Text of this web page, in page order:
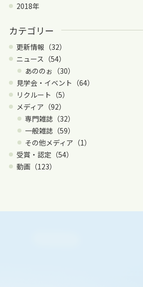
2018年
カテゴリー
更新情報（32）
ニュース（54）
あののぉ（30）
見学会・イベント（64）
リクルート（5）
メディア（92）
専門雑誌（32）
一般雑誌（59）
その他メディア（1）
受賞・認定（54）
動画（123）